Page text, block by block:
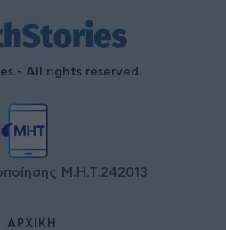
- All rights reserved.
Μ.Η.Τ.242013
ΑΡΧΙΚΉ